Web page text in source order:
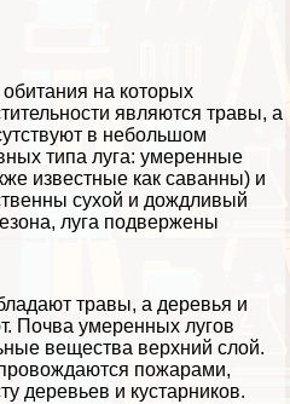
на которых
являются травы, а
в небольшом
типа луга: умеренные
известные как саванны) и
сухой и дождливый
луга подвержены
травы, а деревья и
Почва умеренных лугов
вещества верхний слой.
пожарами,
деревьев и кустарников.